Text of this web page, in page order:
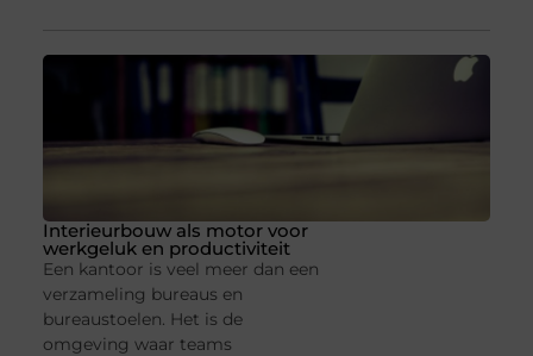
Interieurbouw als motor voor
werkgeluk en productiviteit
Een kantoor is veel meer dan een
verzameling bureaus en
bureaustoelen. Het is de
omgeving waar teams